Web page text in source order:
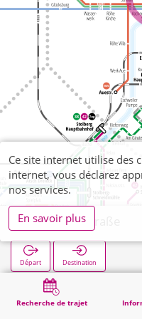
Recherche de trajet
Auerbachstraße
Départ Destination
Démarrage Recherche
Ce site internet utilise des
internet, vous déclarez
nos services.
En savoir plus